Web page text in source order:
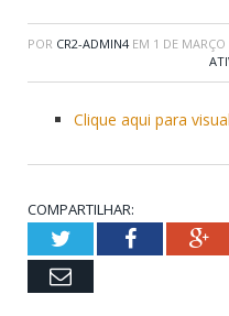
POR CR2-ADMIN4 EM 1 DE MARÇO
Clique aqui para
COMPARTILHAR:
TwitterFacebook
Email